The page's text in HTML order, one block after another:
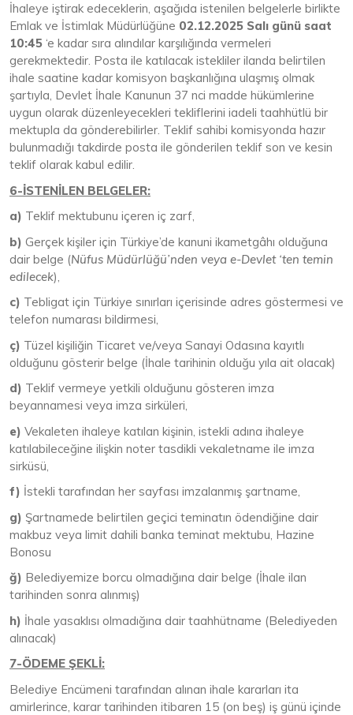
İhaleye iştirak edeceklerin, aşağıda istenilen belgelerle birlikte
Emlak ve İstimlak Müdürlüğüne 02.12.2025 Salı günü saat
10:45 ‘e kadar sıra alındılar karşılığında vermeleri
gerekmektedir. Posta ile katılacak istekliler ilanda belirtilen
ihale saatine kadar komisyon başkanlığına ulaşmış olmak
şartıyla, Devlet İhale Kanunun 37 nci madde hükümlerine
uygun olarak düzenleyecekleri tekliflerini iadeli taahhütlü bir
mektupla da gönderebilirler. Teklif sahibi komisyonda hazır
bulunmadığı takdirde posta ile gönderilen teklif son ve kesin
teklif olarak kabul edilir.
6-İSTENİLEN BELGELER:
a) Teklif mektubunu içeren iç zarf,
b) Gerçek kişiler için Türkiye’de kanuni ikametgâhı olduğuna
dair belge (Nüfus Müdürlüğü’nden veya e-Devlet ‘ten temin
edilecek),
c) Tebligat için Türkiye sınırları içerisinde adres göstermesi ve
telefon numarası bildirmesi,
ç) Tüzel kişiliğin Ticaret ve/veya Sanayi Odasına kayıtlı
olduğunu gösterir belge (İhale tarihinin olduğu yıla ait olacak)
d) Teklif vermeye yetkili olduğunu gösteren imza
beyannamesi veya imza sirküleri,
e) Vekaleten ihaleye katılan kişinin, istekli adına ihaleye
katılabileceğine ilişkin noter tasdikli vekaletname ile imza
sirküsü,
f) İstekli tarafından her sayfası imzalanmış şartname,
g) Şartnamede belirtilen geçici teminatın ödendiğine dair
makbuz veya limit dahili banka teminat mektubu, Hazine
Bonosu
ğ) Belediyemize borcu olmadığına dair belge (İhale ilan
tarihinden sonra alınmış)
h) İhale yasaklısı olmadığına dair taahhütname (Belediyeden
alınacak)
7-ÖDEME ŞEKLİ:
Belediye Encümeni tarafından alınan ihale kararları ita
amirlerince, karar tarihinden itibaren 15 (on beş) iş günü içinde